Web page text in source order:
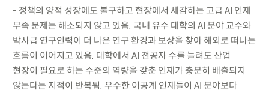
- 정책의 양적 성장에도 불구하고 현장에서 체감하는 고급 AI 인재
부족 문제는 해소되지 않고 있음. 국내 유수 대학의 AI 분야 교수와
박사급 연구인력이 더 나은 연구 환경과 보상을 찾아 해외로 떠나는
흐름이 이어지고 있음. 대학에서 AI 전공자 수를 늘려도 산업
현장이 필요로 하는 수준의 역량을 갖춘 인재가 충분히 배출되지
않는다는 지적이 반복됨. 우수한 이공계 인재들이 AI 분야보다